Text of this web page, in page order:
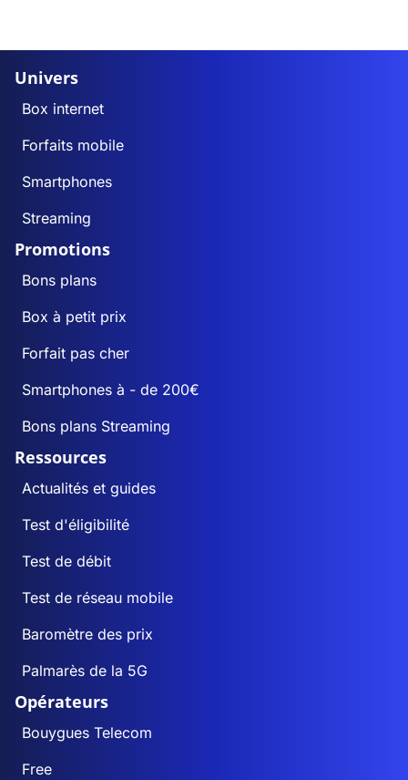
Univers
Box internet
Forfaits mobile
Smartphones
Streaming
Promotions
Bons plans
Box à petit prix
Forfait pas cher
Smartphones à - de 200€
Bons plans Streaming
Ressources
Actualités et guides
Test d'éligibilité
Test de débit
Test de réseau mobile
Baromètre des prix
Palmarès de la 5G
Opérateurs
Bouygues Telecom
Free